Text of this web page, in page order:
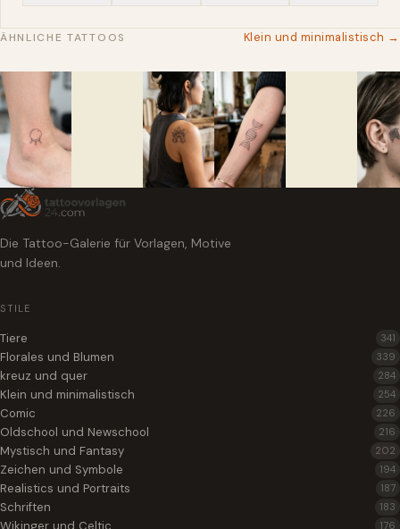
ÄHNLICHE TATTOOS Klein und minimalistisch →
Die Tattoo-Galerie für Vorlagen, Motive
und Ideen.
STILE
Tiere 341
Florales und Blumen 339
kreuz und quer 284
Klein und minimalistisch 254
Comic 226
Oldschool und Newschool 216
Mystisch und Fantasy 202
Zeichen und Symbole 194
Realistics und Portraits 187
Schriften 183
Wikinger und Celtic 176